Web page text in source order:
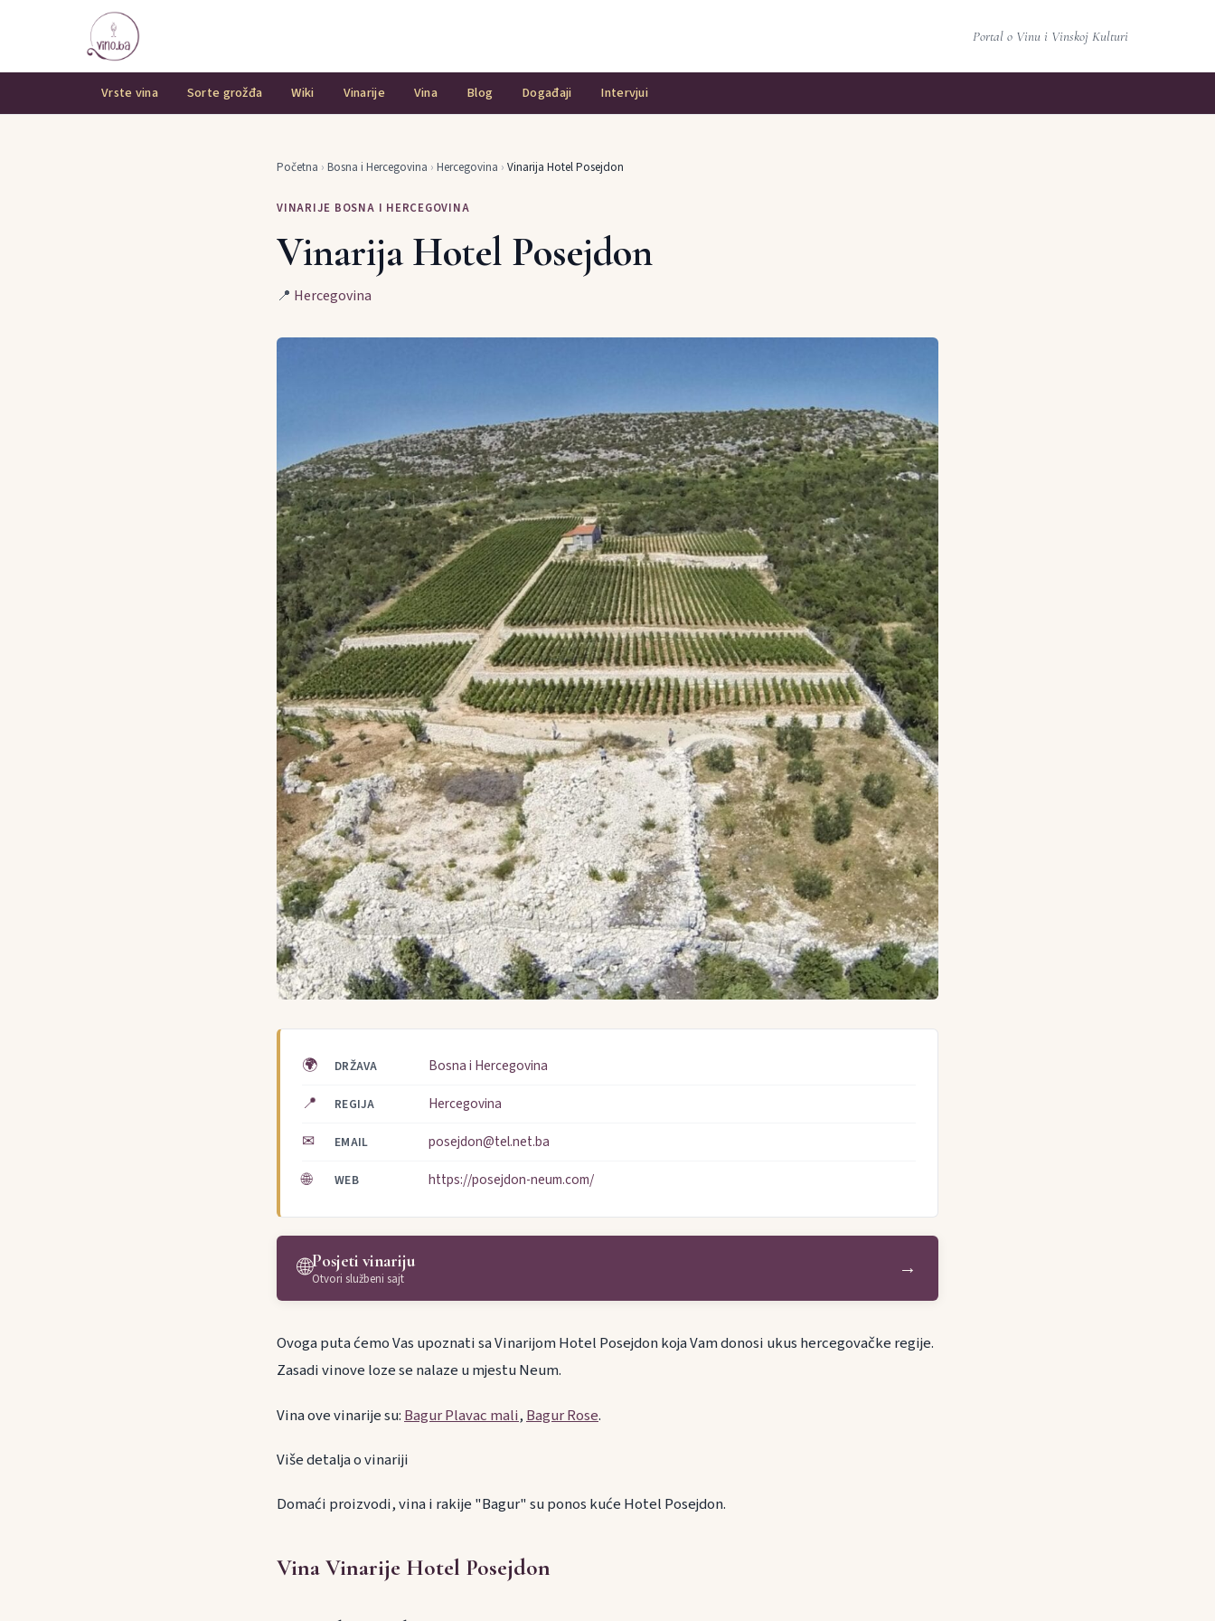
Portal o Vinu i Vinskoj Kulturi
Vrste vina Sorte grožđa Wiki Vinarije Vina Blog Događaji Intervjui
Početna › Bosna i Hercegovina › Hercegovina › Vinarija Hotel Posejdon
VINARIJE BOSNA I HERCEGOVINA
Vinarija Hotel Posejdon
📍 Hercegovina
🌍 DRŽAVA Bosna i Hercegovina
📍 REGIJA Hercegovina
✉ EMAIL posejdon@tel.net.ba
🌐 WEB https://posejdon-neum.com/
🌐Posjeti vinariju
Otvori službeni sajt →
Ovoga puta ćemo Vas upoznati sa Vinarijom Hotel Posejdon koja Vam donosi ukus hercegovačke regije.
Zasadi vinove loze se nalaze u mjestu Neum.
Vina ove vinarije su: Bagur Plavac mali, Bagur Rose.
Više detalja o vinariji
Domaći proizvodi, vina i rakije "Bagur" su ponos kuće Hotel Posejdon.
Vina Vinarije Hotel Posejdon